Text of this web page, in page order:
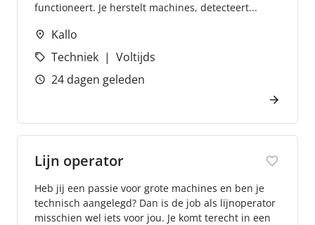
functioneert. Je herstelt machines, detecteert...
Kallo
Techniek
Voltijds
24 dagen geleden
Lijn operator
Heb jij een passie voor grote machines en ben je
technisch aangelegd? Dan is de job als lijnoperator
misschien wel iets voor jou. Je komt terecht in een